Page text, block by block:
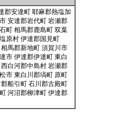
郡安達町 耶麻郡熱塩加
安達郡岩代町 岩瀬郡
町 相馬郡鹿島町 双葉
原村 伊達郡国見町
馬郡新地町 須賀川市
市 伊達郡伊達町 東白
白河郡中島村 岩瀬郡
市 東白川郡塙町 原町
船引町 石川郡古殿町
河沼郡柳津町 伊達郡